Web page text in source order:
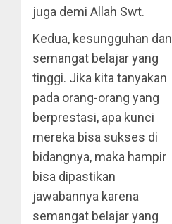
juga demi Allah Swt.
Kedua, kesungguhan dan
semangat belajar yang
tinggi. Jika kita tanyakan
pada orang-orang yang
berprestasi, apa kunci
mereka bisa sukses di
bidangnya, maka hampir
bisa dipastikan
jawabannya karena
semangat belajar yang